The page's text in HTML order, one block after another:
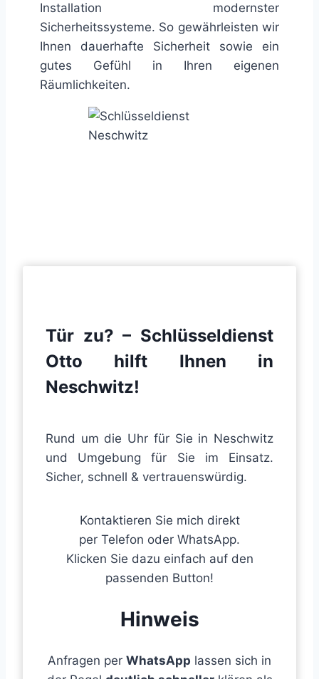
Installation modernster
Sicherheitssysteme. So gewährleisten wir
Ihnen dauerhafte Sicherheit sowie ein
gutes Gefühl in Ihren eigenen
Räumlichkeiten.
Tür zu? – Schlüsseldienst
Otto hilft Ihnen in
Neschwitz!
Rund um die Uhr für Sie in Neschwitz
und Umgebung für Sie im Einsatz.
Sicher, schnell & vertrauenswürdig.
Kontaktieren Sie mich direkt
per Telefon oder WhatsApp.
Klicken Sie dazu einfach auf den
passenden Button!
Hinweis
Anfragen per WhatsApp lassen sich in